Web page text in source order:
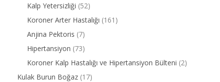
Kalp Yetersizliği (52)
Koroner Arter Hastalığı (161)
Anjina Pektoris (7)
Hipertansiyon (73)
Koroner Kalp Hastalığı ve Hipertansiyon Bülteni (2)
Kulak Burun Boğaz (17)